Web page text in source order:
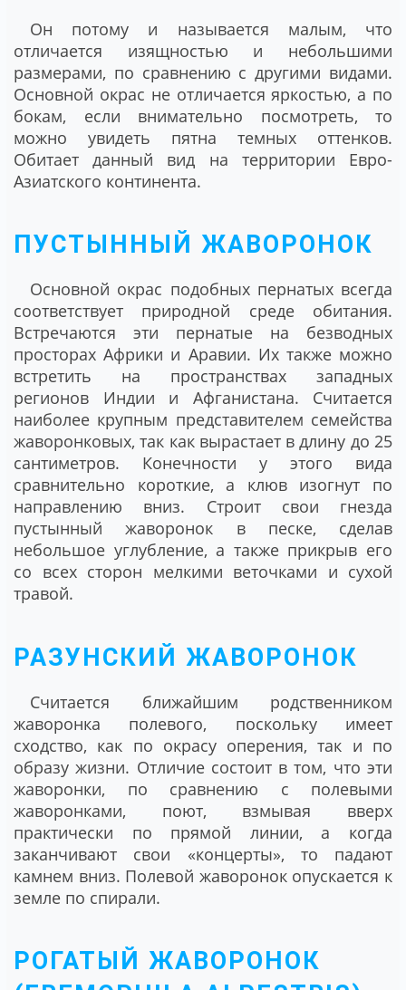
Он потому и называется малым, что
отличается изящностью и небольшими
размерами, по сравнению с другими видами.
Основной окрас не отличается яркостью, а по
бокам, если внимательно посмотреть, то
можно увидеть пятна темных оттенков.
Обитает данный вид на территории Евро-
Азиатского континента.
ПУСТЫННЫЙ ЖАВОРОНОК
Основной окрас подобных пернатых всегда
соответствует природной среде обитания.
Встречаются эти пернатые на безводных
просторах Африки и Аравии. Их также можно
встретить на пространствах западных
регионов Индии и Афганистана. Считается
наиболее крупным представителем семейства
жаворонковых, так как вырастает в длину до 25
сантиметров. Конечности у этого вида
сравнительно короткие, а клюв изогнут по
направлению вниз. Строит свои гнезда
пустынный жаворонок в песке, сделав
небольшое углубление, а также прикрыв его
со всех сторон мелкими веточками и сухой
травой.
РАЗУНСКИЙ ЖАВОРОНОК
Считается ближайшим родственником
жаворонка полевого, поскольку имеет
сходство, как по окрасу оперения, так и по
образу жизни. Отличие состоит в том, что эти
жаворонки, по сравнению с полевыми
жаворонками, поют, взмывая вверх
практически по прямой линии, а когда
заканчивают свои «концерты», то падают
камнем вниз. Полевой жаворонок опускается к
земле по спирали.
РОГАТЫЙ ЖАВОРОНОК